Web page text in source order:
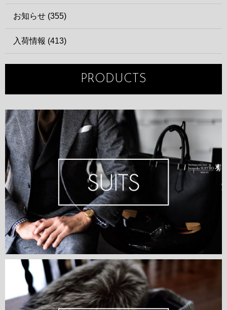
お知らせ (355)
入荷情報 (413)
PRODUCTS